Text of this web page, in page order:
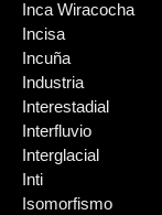
Inca Wiracocha
Incisa
Incuña
Industria
Interestadial
Interfluvio
Interglacial
Inti
Isomorfismo